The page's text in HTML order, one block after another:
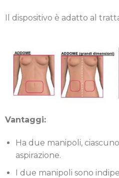
Il dispositivo è adatto al
Vantaggi:
Ha due manipoli,
aspirazione.
I due manipoli sono